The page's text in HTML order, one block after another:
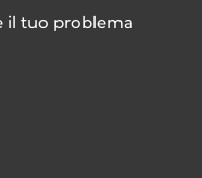
il tuo problema